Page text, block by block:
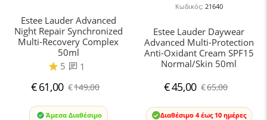
Estee Lauder Advanced
Night Repair Synchronized
Multi-Recovery Complex
50ml
5
1
€149,00
€61,00
Άμεσα Διαθέσιμο
Κωδικός: 21640
Estee Lauder Daywear
Advanced Multi-Protection
Anti-Oxidant Cream SPF15
Normal/Skin 50ml
€65,00
€45,00
Διαθέσιμο 4 έως 10 ημέρες